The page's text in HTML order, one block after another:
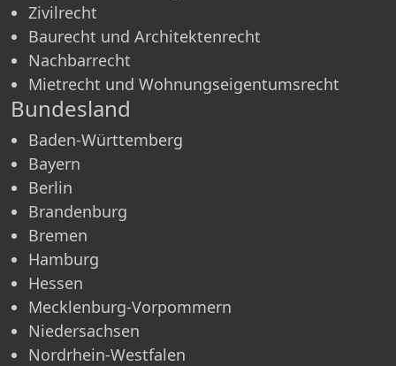
Zivilrecht
Baurecht und Architektenrecht
Nachbarrecht
Mietrecht und Wohnungseigentumsrecht
Bundesland
Baden-Württemberg
Bayern
Berlin
Brandenburg
Bremen
Hamburg
Hessen
Mecklenburg-Vorpommern
Niedersachsen
Nordrhein-Westfalen